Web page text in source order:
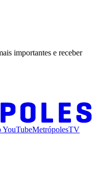
importantes e receber
YouTubeMetrópolesTV